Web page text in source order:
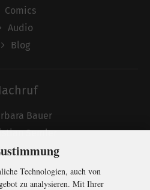
Comics
Audio
Blog
Bauer
Semler
Technologien, auch von
zu analysieren. Mit Ihrer